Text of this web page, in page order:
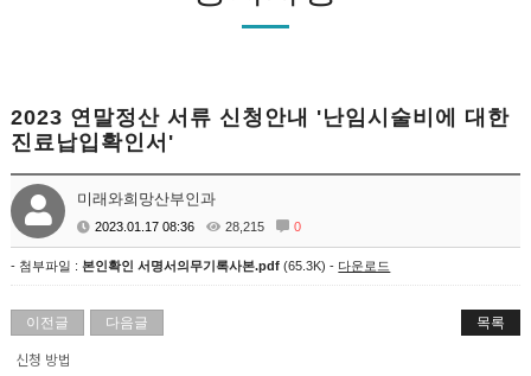
2023 연말정산 서류 신청안내 '난임시술비에 대한
진료납입확인서'
미래와희망산부인과
2023.01.17 08:36 28,215 0
- 첨부파일 :본인확인 서명서의무기록사본.pdf (65.3K) - 다운로드
이전글 다음글 목록
신청 방법